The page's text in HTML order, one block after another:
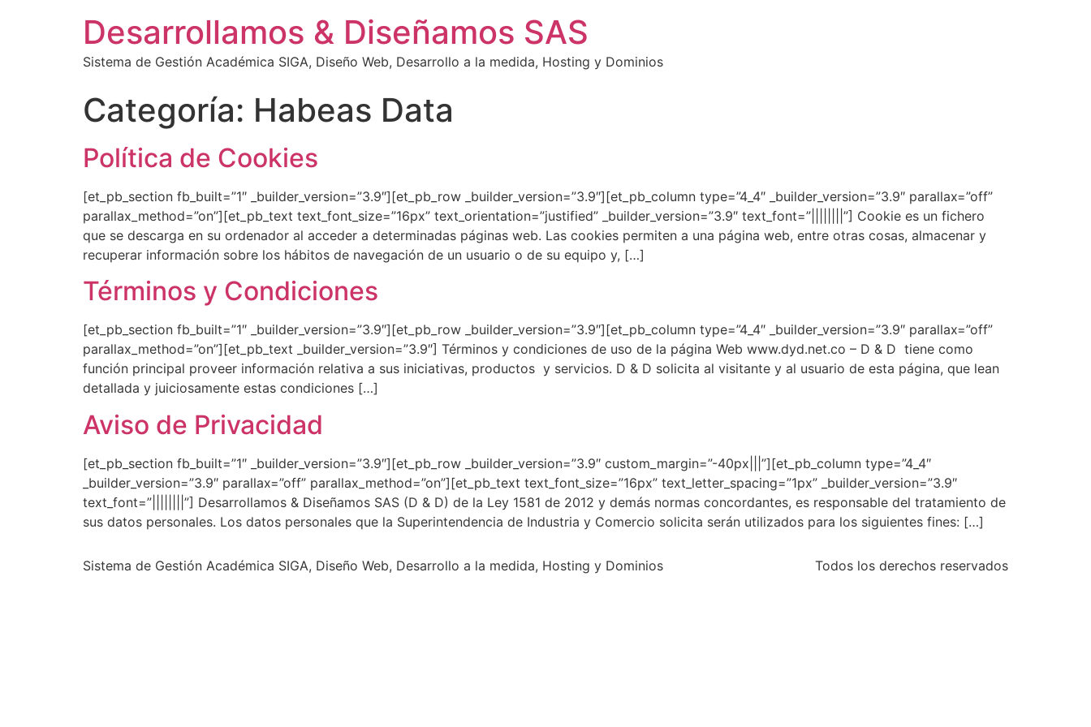
Desarrollamos & Diseñamos SAS
Sistema de Gestión Académica SIGA, Diseño Web, Desarrollo a la medida, Hosting y Dominios
Categoría: Habeas Data
Política de Cookies
[et_pb_section fb_built=”1″ _builder_version=”3.9″][et_pb_row _builder_version=”3.9″][et_pb_column type=”4_4″ _builder_version=”3.9″ parallax=”off”
parallax_method=”on”][et_pb_text text_font_size=”16px” text_orientation=”justified” _builder_version=”3.9″ text_font=”||||||||”] Cookie es un fichero
que se descarga en su ordenador al acceder a determinadas páginas web. Las cookies permiten a una página web, entre otras cosas, almacenar y
recuperar información sobre los hábitos de navegación de un usuario o de su equipo y, […]
Términos y Condiciones
[et_pb_section fb_built=”1″ _builder_version=”3.9″][et_pb_row _builder_version=”3.9″][et_pb_column type=”4_4″ _builder_version=”3.9″ parallax=”off”
parallax_method=”on”][et_pb_text _builder_version=”3.9″] Términos y condiciones de uso de la página Web www.dyd.net.co – D & D tiene como
función principal proveer información relativa a sus iniciativas, productos y servicios. D & D solicita al visitante y al usuario de esta página, que lean
detallada y juiciosamente estas condiciones […]
Aviso de Privacidad
[et_pb_section fb_built=”1″ _builder_version=”3.9″][et_pb_row _builder_version=”3.9″ custom_margin=”-40px|||”][et_pb_column type=”4_4″
_builder_version=”3.9″ parallax=”off” parallax_method=”on”][et_pb_text text_font_size=”16px” text_letter_spacing=”1px” _builder_version=”3.9″
text_font=”||||||||”] Desarrollamos & Diseñamos SAS (D & D) de la Ley 1581 de 2012 y demás normas concordantes, es responsable del tratamiento de
sus datos personales. Los datos personales que la Superintendencia de Industria y Comercio solicita serán utilizados para los siguientes fines: […]
Sistema de Gestión Académica SIGA, Diseño Web, Desarrollo a la medida, Hosting y Dominios Todos los derechos reservados